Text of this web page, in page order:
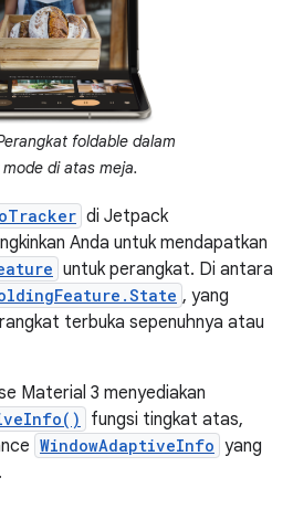
foldable dalam
di atas meja.
di Jetpack
Anda untuk mendapatkan
untuk perangkat. Di antara
, yang
terbuka sepenuhnya atau
Material 3 menyediakan
fungsi tingkat atas,
WindowAdaptiveInfo yang
.